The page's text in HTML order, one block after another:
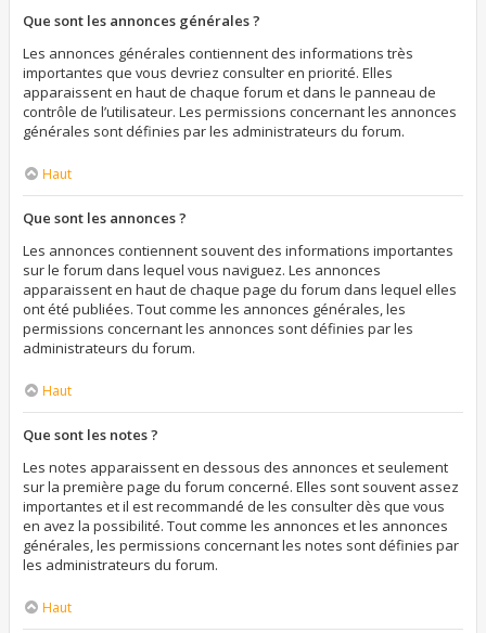
Que sont les annonces générales ?
Les annonces générales contiennent des informations très
importantes que vous devriez consulter en priorité. Elles
apparaissent en haut de chaque forum et dans le panneau de
contrôle de l’utilisateur. Les permissions concernant les annonces
générales sont définies par les administrateurs du forum.
Haut
Que sont les annonces ?
Les annonces contiennent souvent des informations importantes
sur le forum dans lequel vous naviguez. Les annonces
apparaissent en haut de chaque page du forum dans lequel elles
ont été publiées. Tout comme les annonces générales, les
permissions concernant les annonces sont définies par les
administrateurs du forum.
Haut
Que sont les notes ?
Les notes apparaissent en dessous des annonces et seulement
sur la première page du forum concerné. Elles sont souvent assez
importantes et il est recommandé de les consulter dès que vous
en avez la possibilité. Tout comme les annonces et les annonces
générales, les permissions concernant les notes sont définies par
les administrateurs du forum.
Haut